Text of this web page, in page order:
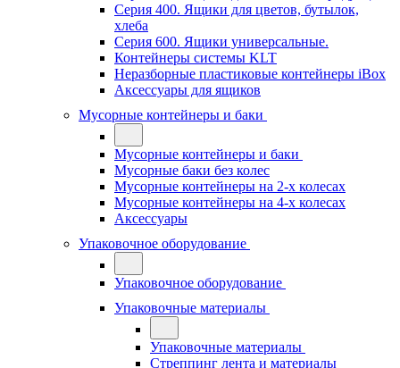
Серия 400. Ящики для цветов, бутылок,
хлеба
Серия 600. Ящики универсальные.
Контейнеры системы KLT
Неразборные пластиковые контейнеры iBox
Аксессуары для ящиков
Мусорные контейнеры и баки
Мусорные контейнеры и баки
Мусорные баки без колес
Мусорные контейнеры на 2-х колесах
Мусорные контейнеры на 4-х колесах
Аксессуары
Упаковочное оборудование
Упаковочное оборудование
Упаковочные материалы
Упаковочные материалы
Стреппинг лента и материалы